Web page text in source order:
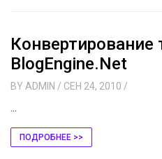
Конвертирование
BlogEngine.Net
BY ADMIN / СЕН 24, 2010 /
...
ПОДРОБНЕЕ >>